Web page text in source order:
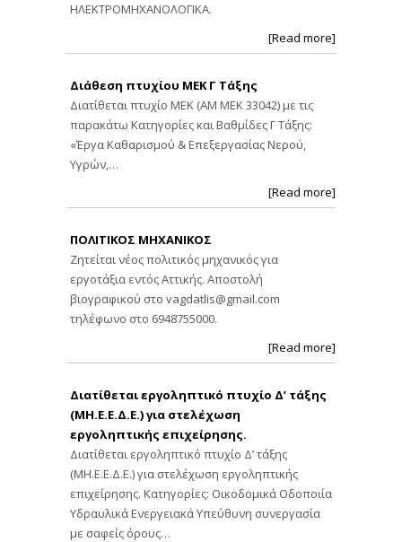
ΗΛΕΚΤΡΟΜΗΧΑΝΟΛΟΓΙΚΑ.
[Read more]
Διάθεση πτυχίου ΜΕΚ Γ Τάξης
Διατίθεται πτυχίο ΜΕΚ (ΑΜ ΜΕΚ 33042) με τις
παρακάτω Κατηγορίες και Βαθμίδες Γ Τάξης:
«Έργα Καθαρισμού & Επεξεργασίας Νερού,
Υγρών,…
[Read more]
ΠΟΛΙΤΙΚΟΣ ΜΗΧΑΝΙΚΟΣ
Ζητείται νέος πολιτικός μηχανικός για
εργοτάξια εντός Αττικής. Αποστολή
βιογραφικού στο vagdatlis@gmail.com
τηλέφωνο στο 6948755000.
[Read more]
Διατίθεται εργοληπτικό πτυχίο Δ’ τάξης
(ΜΗ.Ε.Ε.Δ.Ε.) για στελέχωση
εργοληπτικής επιχείρησης.
Διατίθεται εργοληπτικό πτυχίο Δ’ τάξης
(ΜΗ.Ε.Ε.Δ.Ε.) για στελέχωση εργοληπτικής
επιχείρησης. Κατηγορίες: Οικοδομικά Οδοποιία
Υδραυλικά Ενεργειακά Υπεύθυνη συνεργασία
με σαφείς όρους…